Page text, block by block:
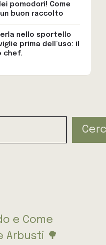
pomodori! Come
buon raccolto
nello sportello
prima dell’uso: il
chef.
e Come
Arbusti 🌳